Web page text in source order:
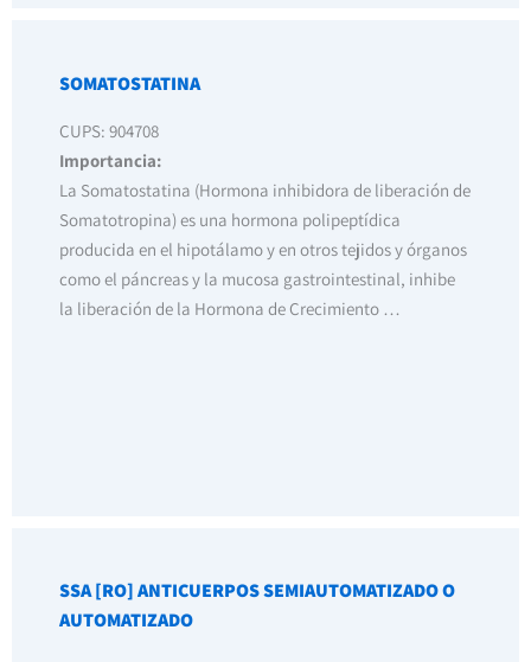
SOMATOSTATINA
CUPS: 904708
Importancia:
La Somatostatina (Hormona inhibidora de liberación de
Somatotropina) es una hormona polipeptídica
producida en el hipotálamo y en otros tejidos y órganos
como el páncreas y la mucosa gastrointestinal, inhibe
la liberación de la Hormona de Crecimiento …
SSA [RO] ANTICUERPOS SEMIAUTOMATIZADO O
AUTOMATIZADO